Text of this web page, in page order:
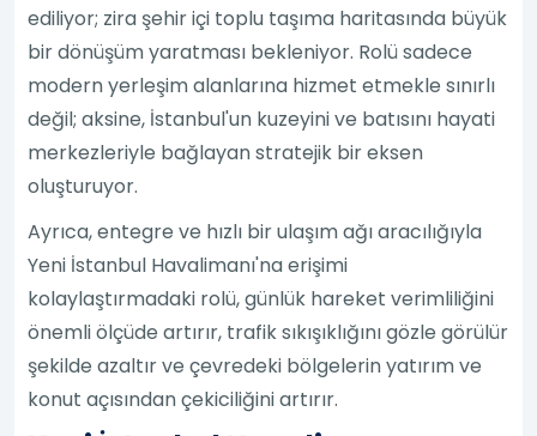
ediliyor; zira şehir içi toplu taşıma haritasında büyük
bir dönüşüm yaratması bekleniyor. Rolü sadece
modern yerleşim alanlarına hizmet etmekle sınırlı
değil; aksine, İstanbul'un kuzeyini ve batısını hayati
merkezleriyle bağlayan stratejik bir eksen
oluşturuyor.
Ayrıca, entegre ve hızlı bir ulaşım ağı aracılığıyla
Yeni İstanbul Havalimanı'na erişimi
kolaylaştırmadaki rolü, günlük hareket verimliliğini
önemli ölçüde artırır, trafik sıkışıklığını gözle görülür
şekilde azaltır ve çevredeki bölgelerin yatırım ve
konut açısından çekiciliğini artırır.